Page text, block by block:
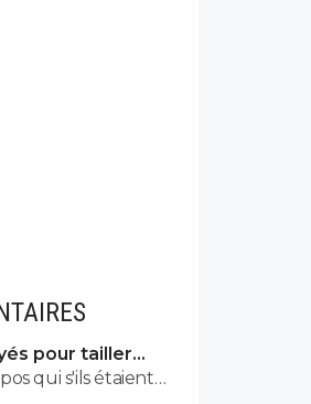
pour tailler
qui s'ils étaient